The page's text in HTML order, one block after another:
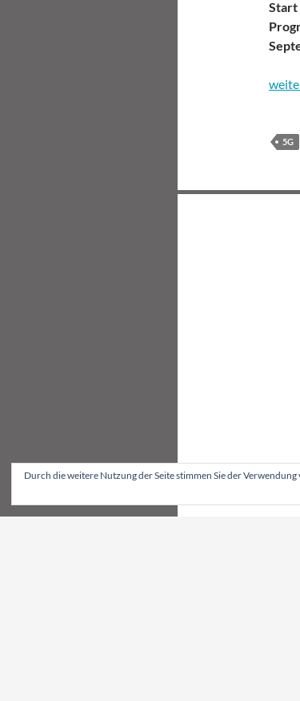
Start
5G
5G
Durch die weitere Nutzung der Seite stimmen Sie der Verwendung